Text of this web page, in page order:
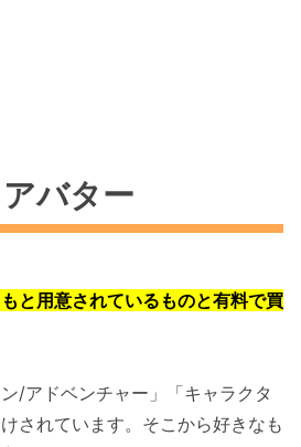
バター
と用意されているものと有料で買
/アドベンチャー」「キャラクタ
されています。そこから好きなも